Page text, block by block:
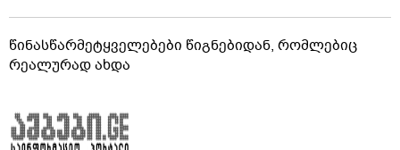
წინასწარმეტყველებები წიგნებიდან, რომლებიც
რეალურად ახდა